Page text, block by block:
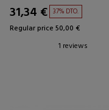
31,34 € 37% DTO.
Regular price 50,00 €
1 reviews